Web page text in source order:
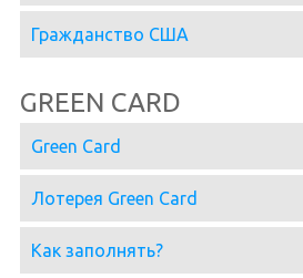
Гражданство США
GREEN CARD
Green Card
Лотерея Green Card
Как заполнять?